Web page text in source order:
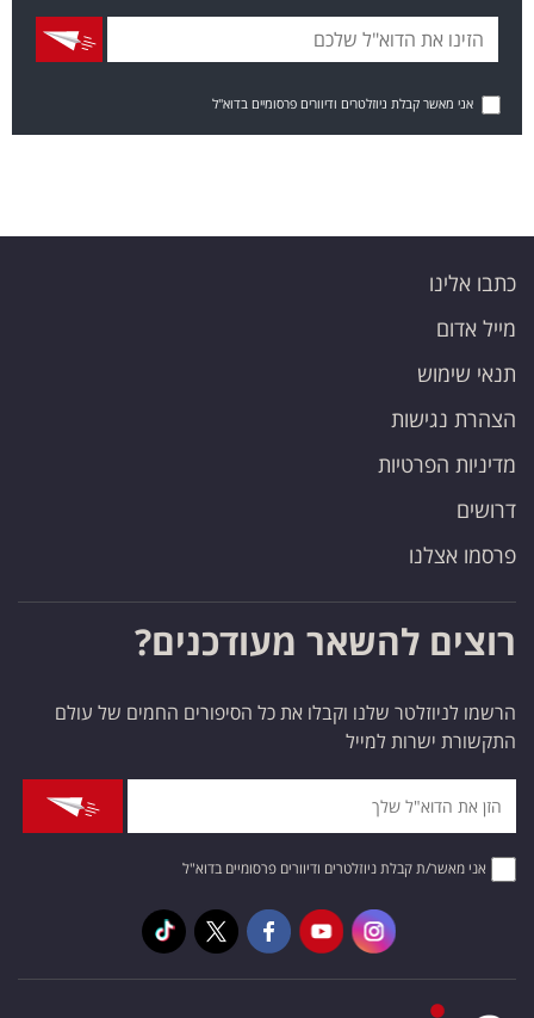
אני מאשר קבלת ניוזלטרים ודיוורים פרסומיים בדוא"ל
כתבו אלינו
מייל אדום
תנאי שימוש
הצהרת נגישות
מדיניות הפרטיות
דרושים
פרסמו אצלנו
רוצים להשאר מעודכנים?
הרשמו לניוזלטר שלנו וקבלו את כל הסיפורים החמים של עולם
התקשורת ישרות למייל
אני מאשר/ת קבלת ניוזלטרים ודיוורים פרסומיים בדוא"ל